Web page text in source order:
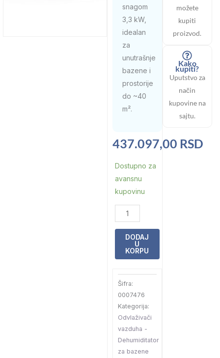
snagom
3,3 kW,
idealan
za
unutrašnje
bazene i
prostorije
do ~40
m².
437.097,00 RSD
Dostupno za
avansnu
kupovinu
Odvlaživač
vazduha
IDHR96
3,3kw
40m2
количина
DODAJ
U
KORPU
Šifra:
0007476
Kategorija:
Odvlaživači
vazduha -
Dehumiditator
za bazene
možete
kupiti
proizvod.
Kako
kupiti?
Uputstvo za
način
kupovine na
sajtu.